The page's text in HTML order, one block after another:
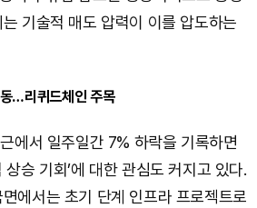
기술적 매도 압력이 이를 압도하는
…리퀴드체인 주목
에서 일주일간 7% 하락을 기록하면
상승 기회’에 대한 관심도 커지고 있다.
에서는 초기 단계 인프라 프로젝트로